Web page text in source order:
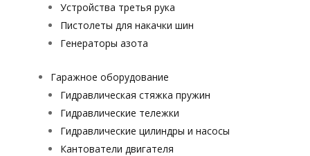
Устройства третья рука
Пистолеты для накачки шин
Генераторы азота
Гаражное оборудование
Гидравлическая стяжка пружин
Гидравлические тележки
Гидравлические цилиндры и насосы
Кантователи двигателя